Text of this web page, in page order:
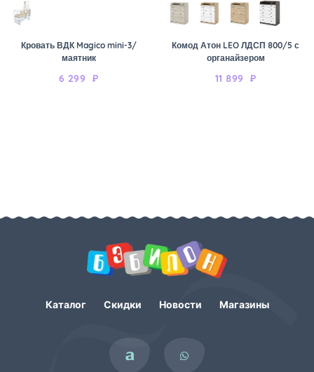
Кровать ВДК Magico mini-3/
маятник
6 299 ₽
Комод Атон LEO ЛДСП 800/5 с
органайзером
11 899 ₽
Каталог Скидки Новости Магазины